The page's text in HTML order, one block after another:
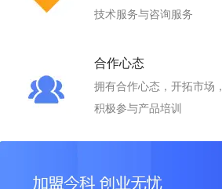
技术服务与咨询服务
合作心态
拥有合作心态，开拓市场，
积极参与产品培训